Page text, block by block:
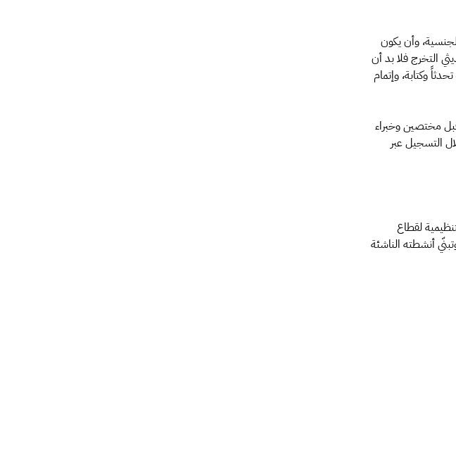
وأن يكون
التخرج فلا بد أن
وكتابة، وإتمام
مختصين وخبراء
التسجيل عبر
لقطاع
أنشطته الناشئة